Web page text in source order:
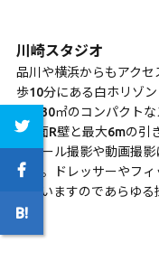
川崎スタジオ
品川や横浜からもアク
歩10分にある白ホリゾ
す。30㎡のコンパクト
の1面R壁と最大6mの引
スチール撮影や動画撮
おり。ドレッサーやフ
えていますのであらゆる